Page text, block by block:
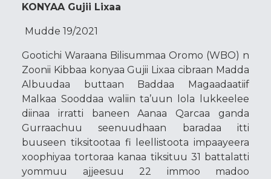
KONYAA Gujii Lixaa
Mudde 19/2021
Gootichi Waraana Bilisummaa Oromo (WBO) n
Zoonii Kibbaa konyaa Gujii Lixaa cibraan Madda
Albuudaa buttaan Baddaa Magaadaatiif
Malkaa Sooddaa waliin ta’uun lola lukkeelee
diinaa irratti baneen Aanaa Qarcaa ganda
Gurraachuu seenuudhaan baradaa itti
buuseen tiksitootaa fi leellistoota impaayeera
xoophiyaa tortoraa kanaa tiksituu 31 battalatti
yommuu ajjeesuu 22 immoo madoo